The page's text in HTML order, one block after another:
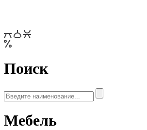
Поиск
Мебель